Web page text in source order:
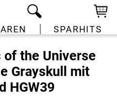
SPARHITS
the Universe
Grayskull mit
HGW39